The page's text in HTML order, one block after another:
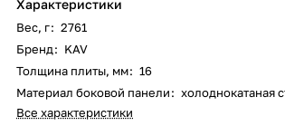
Характеристики
Вес, г: 2761
Бренд: KAV
Толщина плиты, мм: 16
Материал боковой панели: холоднокатаная
Все характеристики